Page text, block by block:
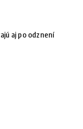
aj po odznení